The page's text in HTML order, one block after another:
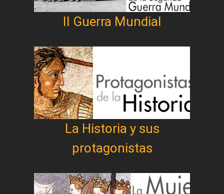
II Guerra Mundial
La Historia y sus
protagonistas